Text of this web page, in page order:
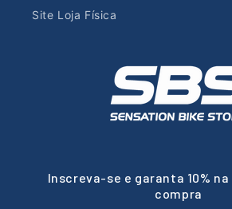
Site Loja Física
Inscreva-se e garanta 10%
compra